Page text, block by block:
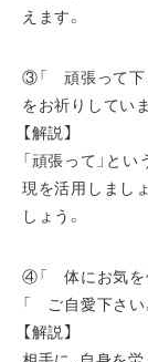
えます。
③「 頑張って
をお祈りしてい
【解説】
「頑張って」と
現を活用しまし
しょう。
④「 体にお気
「 ご自愛下さい
【解説】